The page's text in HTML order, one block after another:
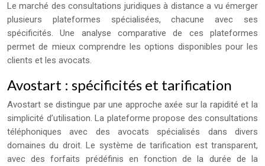
Le marché des consultations juridiques à distance a vu émerger
plusieurs plateformes spécialisées, chacune avec ses
spécificités. Une analyse comparative de ces plateformes
permet de mieux comprendre les options disponibles pour les
clients et les avocats.
Avostart : spécificités et tarification
Avostart se distingue par une approche axée sur la rapidité et la
simplicité d’utilisation. La plateforme propose des consultations
téléphoniques avec des avocats spécialisés dans divers
domaines du droit. Le système de tarification est transparent,
avec des forfaits prédéfinis en fonction de la durée de la